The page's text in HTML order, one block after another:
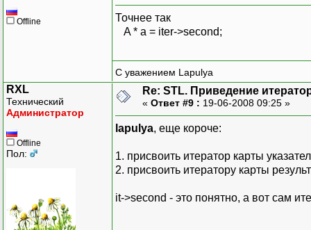
Offline
Точнее так
A * a = iter->second;
С уважением Lapulya
RXL
Технический
Администратор
Offline
Пол:
Re: STL. Приведение
« Ответ #9 : 19-06-2008 09:25 »
lapulya, еще короче:
1. присвоить итератор карты
2. присвоить итератору карты
it->second - это понятно, а вот сам